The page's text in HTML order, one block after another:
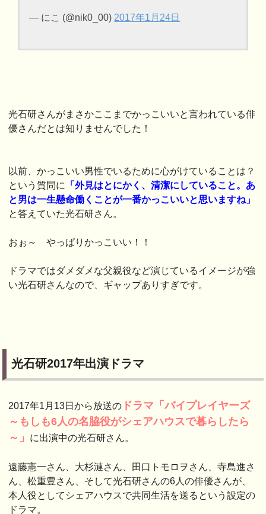
— にこ (@nik0_00) 2017年1月24日
光石研さんがまさかここまでかっこいいと言われている俳
優さんだとは知りませんでした！
以前、かっこいい男性でいるために心がけていることは？
という質問に
「外見はとにかく、清潔にしていること。あ
と男は一生懸命働くことが一番かっこいいと思いますね」
と答えていた光石研さん。
おぉ～ やっぱりかっこいい！！
ドラマではダメダメな父親役など演じているイメージが強
い光石研さんなので、ギャップありすぎです。
光石研2017年出演ドラマ
2017年1月13日から放送の ドラマ「バイプレイヤーズ
～もしも6人の名脇役がシェアハウスで暮らしたら
～」
に出演中の光石研さん。
遠藤憲一さん、大杉漣さん、田口トモロヲさん、寺島進さ
ん、松重豊さん、そして光石研さんの6人の俳優さんが、
本人役としてシェアハウスで共同生活を送るという設定の
ドラマ。